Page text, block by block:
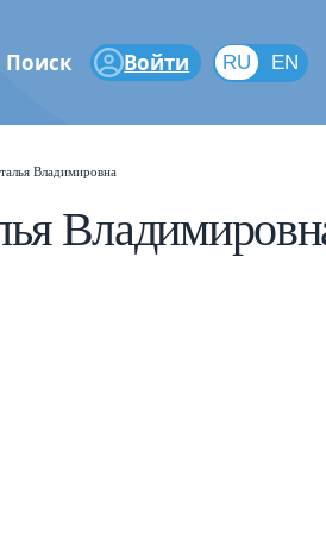
Поиск Войти RU EN
RU
Владимировна
Shift